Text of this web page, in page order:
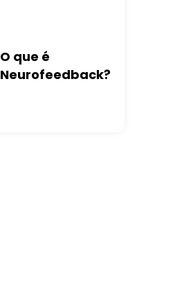
O que é
Neurofeedback?